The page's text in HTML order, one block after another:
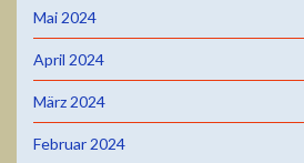
Mai 2024
April 2024
März 2024
Februar 2024